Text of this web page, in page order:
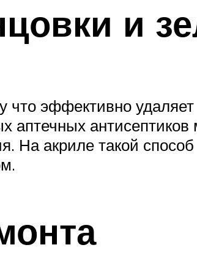
и
что эффективно
аптечных
На акриле такой способ